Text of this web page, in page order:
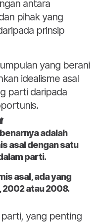
antara
pihak yang
prinsip
yang berani
idealisme asal
parti daripada
adalah
asal dengan satu
parti.
asal, ada yang
2002 atau 2008.
parti, yang penting